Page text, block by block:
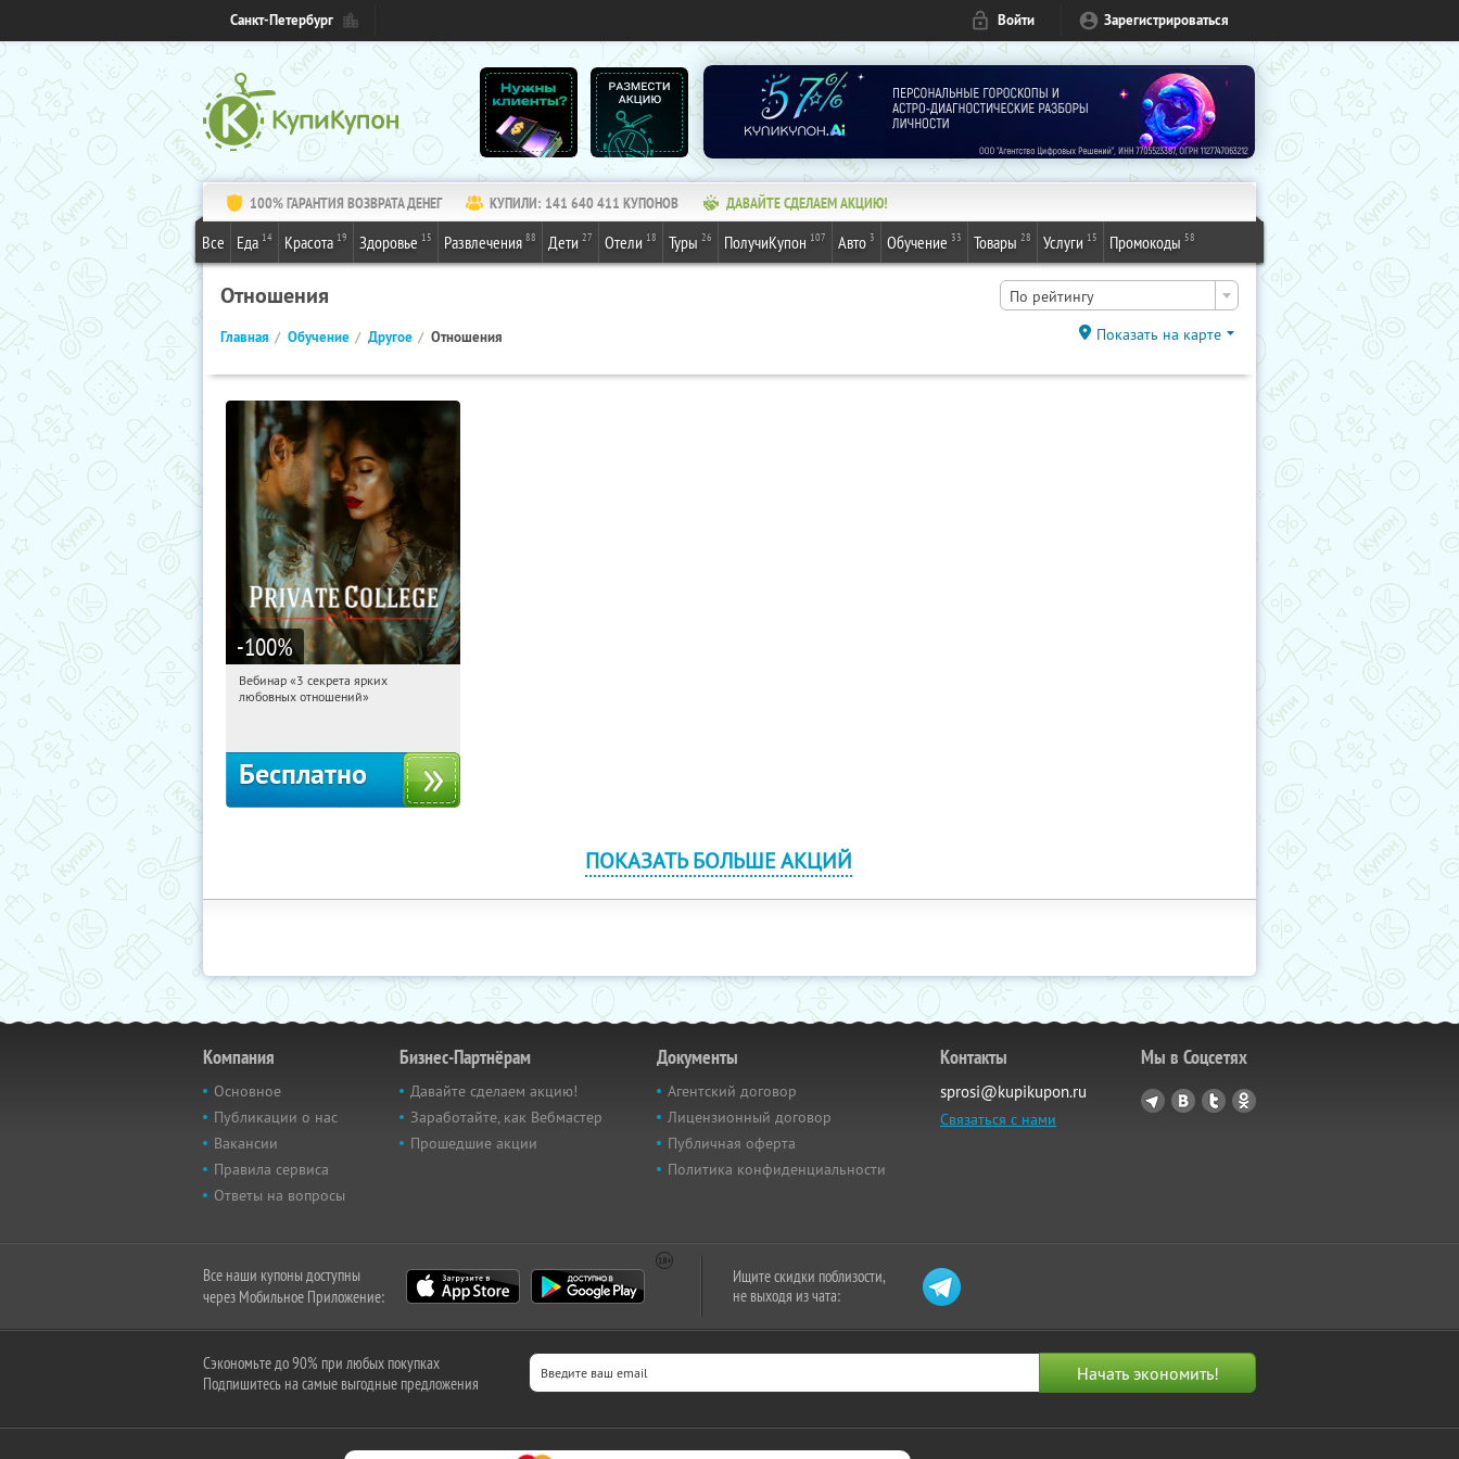
Санкт-Петербург Войти Зарегистрироваться
100% ГАРАНТИЯ ВОЗВРАТА ДЕНЕГ КУПИЛИ: 141 640 411 КУПОНОВ ДАВАЙТЕ СДЕЛАЕМ АКЦИЮ!
Все Еда 14 Красота 19 Здоровье 15 Развлечения 88 Дети 27 Отели 18 Туры 26 ПолучиКупон 107 Авто 3 Обучение 33 Товары 28 Услуги 15 Промокоды 58
Отношения По рейтингу
Главная Обучение Другое Отношения Показать на карте
-100%
11:05:21 Получили:
Вебинар «3 секрета ярких
любовных отношений»
Бесплатно
ПОКАЗАТЬ БОЛЬШЕ АКЦИЙ
Компания
Основное
Публикации о нас
Вакансии
Правила сервиса
Ответы на вопросы
Бизнес-Партнёрам
Давайте сделаем акцию!
Заработайте, как Вебмастер
Прошедшие акции
Документы
Агентский договор
Лицензионный договор
Публичная оферта
Политика конфиденциальности
Контакты
sprosi@kupikupon.ru
Связаться с нами
Мы в Соцсетях
Все наши купоны доступны
через Мобильное Приложение:
Ищите скидки поблизости,
не выходя из чата:
Сэкономьте до 90% при любых покупках
Подпишитесь на самые выгодные предложения